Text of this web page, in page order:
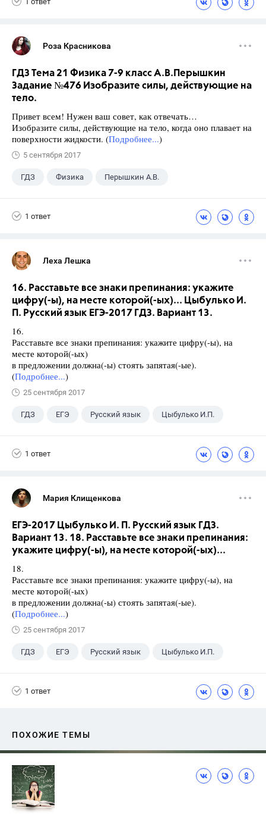
Роза Красникова
ГДЗ Тема 21 Физика 7-9 класс А.В.Перышкин
Задание №476 Изобразите силы, действующие на
тело.
Привет всем! Нужен ваш совет, как отвечать…
Изобразите силы, действующие на тело, когда оно плавает на
поверхности жидкости. (Подробнее...)
5 сентября 2017
ГДЗ Физика Перышкин А.В.
1 ответ
Леха Лешка
16. Расставьте все знаки препинания: укажите
цифру(-ы), на месте которой(-ых)... Цыбулько И.
П. Русский язык ЕГЭ-2017 ГДЗ. Вариант 13.
16.
Расставьте все знаки препинания: укажите цифру(-ы), на
месте которой(-ых)
в предложении должна(-ы) стоять запятая(-ые).
(Подробнее...)
25 сентября 2017
ГДЗ ЕГЭ Русский язык Цыбулько И.П.
1 ответ
Мария Клищенкова
ЕГЭ-2017 Цыбулько И. П. Русский язык ГДЗ.
Вариант 13. 18. Расставьте все знаки препинания:
укажите цифру(-ы), на месте которой(-ых)...
18.
Расставьте все знаки препинания: укажите цифру(-ы), на
месте которой(-ых)
в предложении должна(-ы) стоять запятая(-ые).
(Подробнее...)
25 сентября 2017
ГДЗ ЕГЭ Русский язык Цыбулько И.П.
1 ответ
ПОХОЖИЕ ТЕМЫ